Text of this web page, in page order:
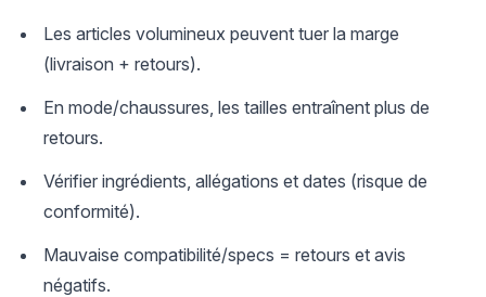
Les articles volumineux peuvent tuer la marge
(livraison + retours).
En mode/chaussures, les tailles entraînent plus de
retours.
Vérifier ingrédients, allégations et dates (risque de
conformité).
Mauvaise compatibilité/specs = retours et avis
négatifs.